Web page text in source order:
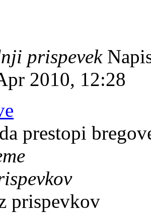
prispevek
2010, 12:28
prestopi
prispevkov